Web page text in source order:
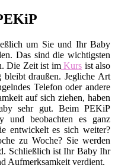
um Sie und Ihr Baby
Das sind die wichtigsten
Die Zeit ist imKurs ist also
draußen. Jegliche Art
Telefon oder andere
auf sich ziehen, haben
sehr gut. Beim PEKiP
und beobachten es ganz
entwickelt es sich weiter?
zu Woche? Sie werden
Schließlich ist Ihr Baby Ihr
Aufmerksamkeit verdient.